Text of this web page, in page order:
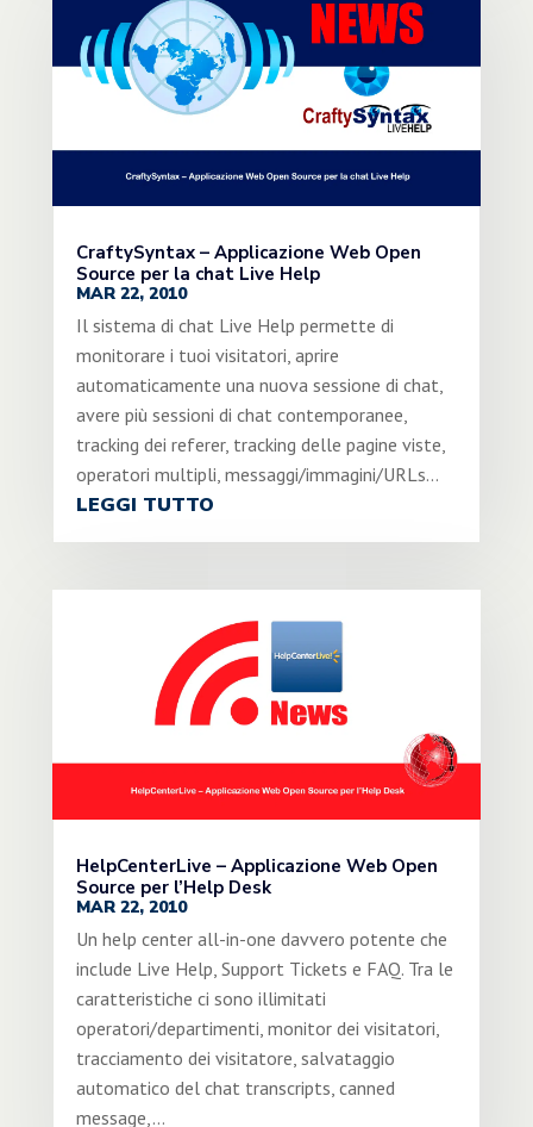
CraftySyntax – Applicazione Web Open
Source per la chat Live Help
MAR 22, 2010
Il sistema di chat Live Help permette di
monitorare i tuoi visitatori, aprire
automaticamente una nuova sessione di chat,
avere più sessioni di chat contemporanee,
tracking dei referer, tracking delle pagine viste,
operatori multipli, messaggi/immagini/URLs...
LEGGI TUTTO
HelpCenterLive – Applicazione Web Open
Source per l’Help Desk
MAR 22, 2010
Un help center all-in-one davvero potente che
include Live Help, Support Tickets e FAQ. Tra le
caratteristiche ci sono illimitati
operatori/departimenti, monitor dei visitatori,
tracciamento dei visitatore, salvataggio
automatico del chat transcripts, canned
message,...